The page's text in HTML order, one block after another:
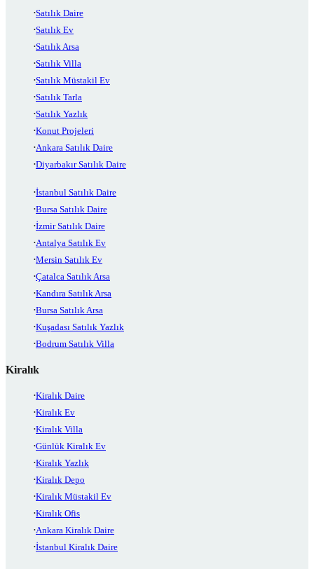
Satılık Daire
Satılık Ev
Satılık Arsa
Satılık Villa
Satılık Müstakil Ev
Satılık Tarla
Satılık Yazlık
Konut Projeleri
Ankara Satılık Daire
Diyarbakır Satılık Daire
İstanbul Satılık Daire
Bursa Satılık Daire
İzmir Satılık Daire
Antalya Satılık Ev
Mersin Satılık Ev
Çatalca Satılık Arsa
Kandıra Satılık Arsa
Bursa Satılık Arsa
Kuşadası Satılık Yazlık
Bodrum Satılık Villa
Kiralık
Kiralık Daire
Kiralık Ev
Kiralık Villa
Günlük Kiralık Ev
Kiralık Yazlık
Kiralık Depo
Kiralık Müstakil Ev
Kiralık Ofis
Ankara Kiralık Daire
İstanbul Kiralık Daire